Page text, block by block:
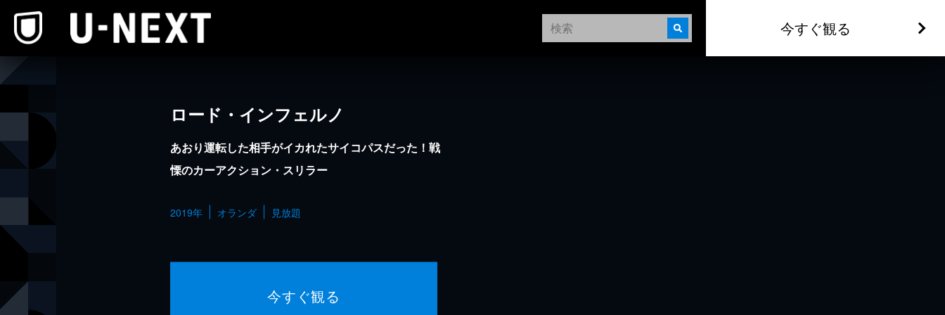
今すぐ観る
ロード・インフェルノ
あおり運転した相手がイカれたサイコパスだった！戦
慄のカーアクション・スリラー
2019年 オランダ 見放題
今すぐ観る